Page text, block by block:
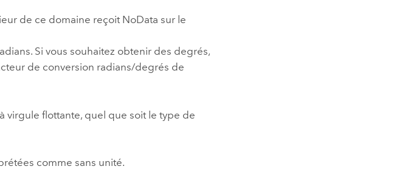
de ce domaine reçoit NoData sur le
Si vous souhaitez obtenir des degrés,
de conversion radians/degrés de
virgule flottante, quel que soit le type de
comme sans unité.